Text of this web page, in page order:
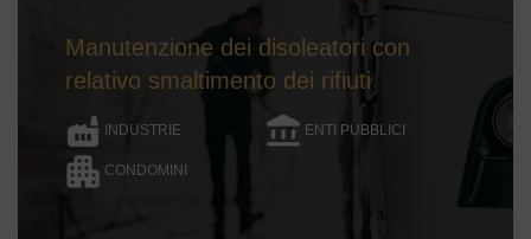
Manutenzione dei disoleatori con
relativo smaltimento dei rifiuti
INDUSTRIE ENTI PUBBLICI
CONDOMINI